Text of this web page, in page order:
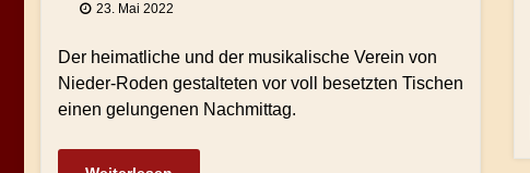
23. Mai 2022
Der heimatliche und der musikalische Verein von
Nieder-Roden gestalteten vor voll besetzten Tischen
einen gelungenen Nachmittag.